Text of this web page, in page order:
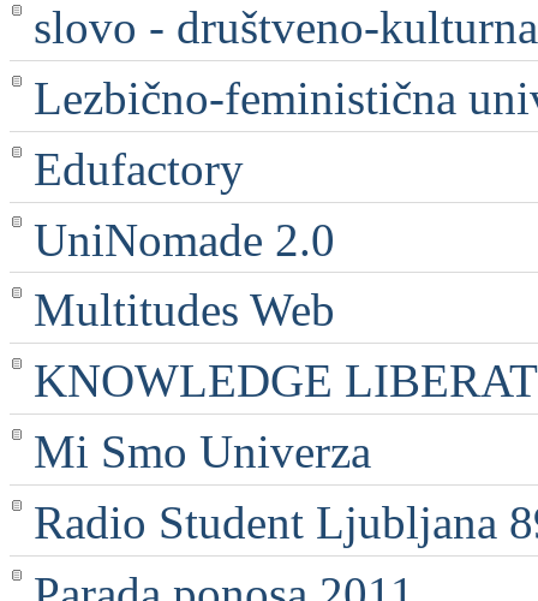
slovo - društveno-
Lezbično-feministična
Edufactory
UniNomade 2.0
Multitudes Web
KNOWLEDGE
Mi Smo Univerza
Radio Student Ljubljana